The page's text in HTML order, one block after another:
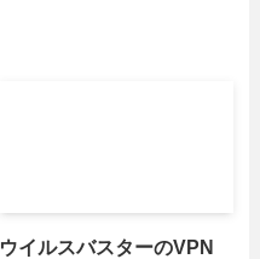
ウイルスバスターのVPN